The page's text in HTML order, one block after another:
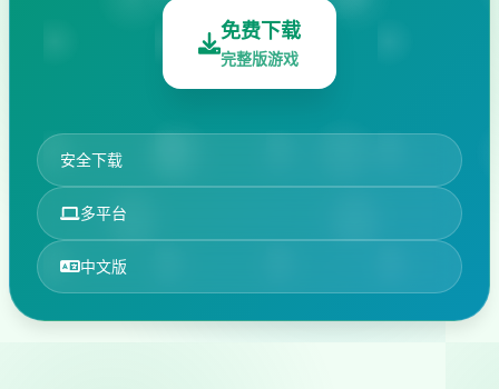
免费下载
完整版游戏
安全下载
多平台
中文版